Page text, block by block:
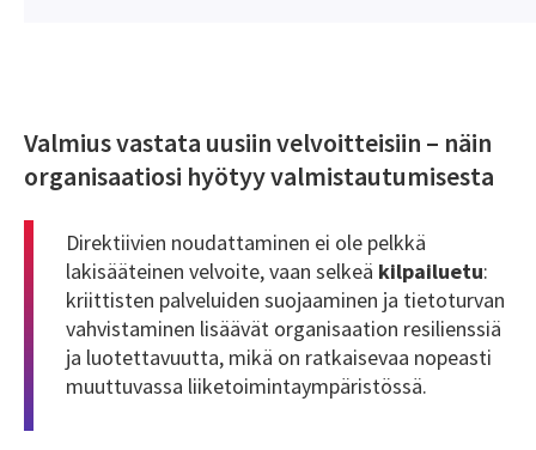
Valmius vastata uusiin velvoitteisiin – näin
organisaatiosi hyötyy valmistautumisesta
Direktiivien noudattaminen ei ole pelkkä
lakisääteinen velvoite, vaan selkeä kilpailuetu:
kriittisten palveluiden suojaaminen ja tietoturvan
vahvistaminen lisäävät organisaation resilienssiä
ja luotettavuutta, mikä on ratkaisevaa nopeasti
muuttuvassa liiketoimintaympäristössä.